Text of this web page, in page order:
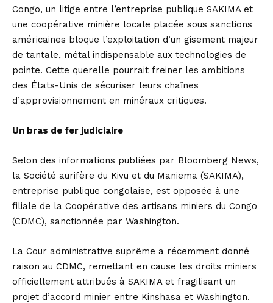
Congo, un litige entre l’entreprise publique SAKIMA et
une coopérative minière locale placée sous sanctions
américaines bloque l’exploitation d’un gisement majeur
de tantale, métal indispensable aux technologies de
pointe. Cette querelle pourrait freiner les ambitions
des États-Unis de sécuriser leurs chaînes
d’approvisionnement en minéraux critiques.
Un bras de fer judiciaire
Selon des informations publiées par Bloomberg News,
la Société aurifère du Kivu et du Maniema (SAKIMA),
entreprise publique congolaise, est opposée à une
filiale de la Coopérative des artisans miniers du Congo
(CDMC), sanctionnée par Washington.
La Cour administrative suprême a récemment donné
raison au CDMC, remettant en cause les droits miniers
officiellement attribués à SAKIMA et fragilisant un
projet d’accord minier entre Kinshasa et Washington.